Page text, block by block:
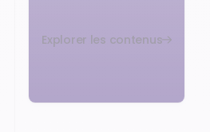
Explorer les contenus